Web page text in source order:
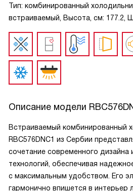
Тип: комбинированный
встраиваемый, Высота, см: 177.2,
Описание модели
Встраиваемый комбинированный
RBC576DNC1 из Сербии
сочетание современного дизайна
технологий, обеспечивая
с максимальным удобством. Его
гармонично впишется в интерьер